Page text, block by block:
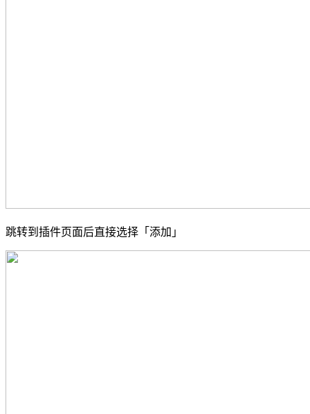
跳转到插件页面后直接选择「添加」